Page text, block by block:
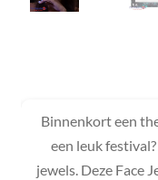
Binnenkort een
een leuk
jewels. Deze Face